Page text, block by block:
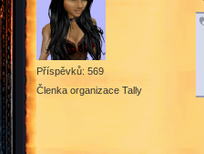
Příspěvků: 569
Členka organizace Tally